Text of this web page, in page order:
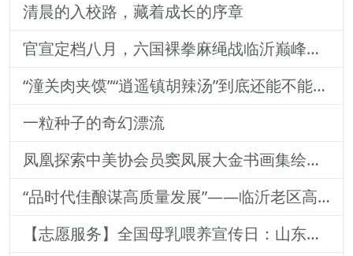
清晨的入校路，藏着成长的序章
官宣定档八月，六国裸拳麻绳战临沂巅峰对决！2026铁拳武风·红韵临沂国际巅峰搏击赛新闻发布会举行
“潼关肉夹馍”“逍遥镇胡辣汤”到底还能不能用？官方回
一粒种子的奇幻漂流
凤凰探索中美协会员窦凤展大金书画集绘就艺术传奇
“品时代佳酿谋高质量发展”——临沂老区高质量发展论坛暨贵州茅台酒（精品）主题活动圆满落幕
【志愿服务】全国母乳喂养宣传日：山东医专附属医院志愿者深入社区宣传母乳喂养健康知识